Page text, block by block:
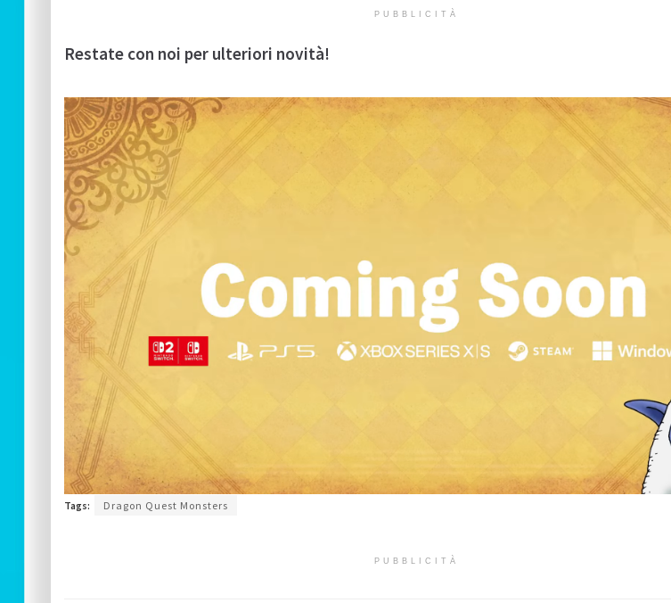
PUBBLICITÀ
Restate con noi per ulteriori novità!
Tags: Dragon Quest Monsters
PUBBLICITÀ